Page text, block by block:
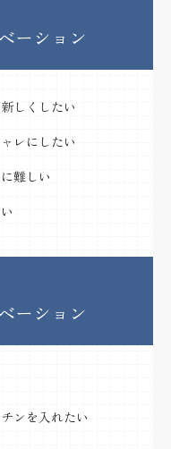
ーション
しくしたい
レにしたい
難しい
ーション
ンを入れたい